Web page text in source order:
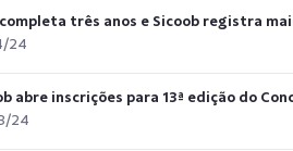
três anos e Sicoob registra
24
abre inscrições para 13ª edição do
24